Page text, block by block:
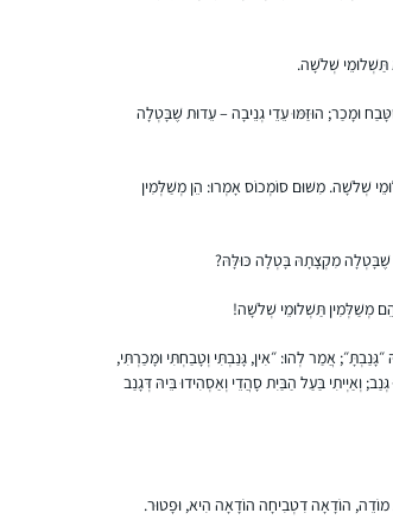
תַּשְׁלוּמֵי שְׁלֹשָׁה.
וּמָכַר; הוּזַּמּוּ עֵדֵי גְנֵיבָה – עֵדוּת שֶׁבָּטְלָה
שְׁלֹשָׁה. מִשּׁוּם סוֹמְכוֹס אָמְרוּ: הֵן מְשַׁלְּמִין
שֶׁבָּטְלָה מִקְצָתָהּ בָּטְלָה כּוּלָּהּ?
מְשַׁלְּמִין תַּשְׁלוּמֵי שְׁלֹשָׁה!
אֲמַר לְהוּ: ״אִין, גָּנַבְתִּי וְטָבַחְתִּי וּמָכַרְתִּי,
וְאַיְיתִי בַּעַל הַבַּיִת סָהֲדֵי וְאַסְהִידוּ בֵּיהּ דְּגָנַב
הוֹדָאָה דִטְבִיחָה הוֹדָאָה הִיא, וּפָטוּר.
ללמוד בשנת המדרשה במגדל עוז,
נהנית מאוד מהלימוד ומהגמרא, מעניין
להצליח לעקוב כל יום, לפעמים
ביום שלי והוא משמח מאוד!
חיפה , ישראל
אנחנו מתרגשים לקראתו של סדר נשים!
נוקדים, ישראל